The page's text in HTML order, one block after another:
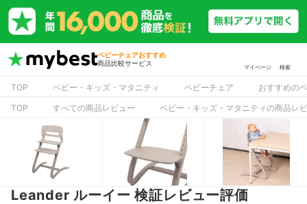
ベビーチェアおすすめ
商品比較サービス
マイページ 検索
TOP ベビー・キッズ・マタニティ ベビーチェア
おすすめの
TOP
すべての商品レビュー ベビー・キッズ・マタニティの商品レ
Leander ルーイー 検証レビュー評価